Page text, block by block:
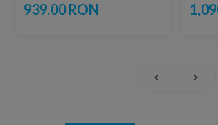
939.00 RON